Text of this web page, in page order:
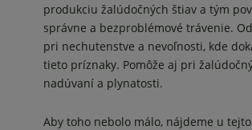
produkciu žalúdočných štiav a tým
správne a bezproblémové trávenie.
pri nechutenstve a nevoľnosti, kde
tieto príznaky. Pomôže aj pri
nadúvaní a plynatosti.
Aby toho nebolo málo, nájdeme u